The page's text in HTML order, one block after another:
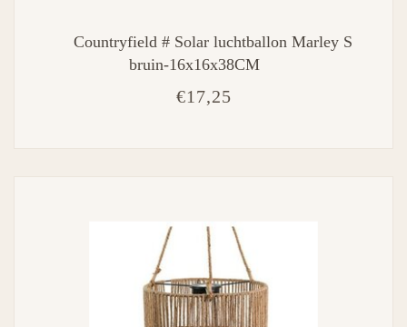
Countryfield # Solar luchtballon Marley S
bruin-16x16x38CM
€17,25